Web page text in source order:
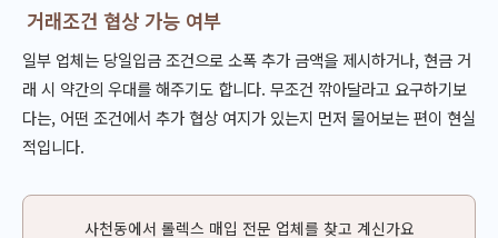
거래조건 협상 가능 여부
일부 업체는 당일입금 조건으로 소폭 추가 금액을 제시하거나, 현금 거
래 시 약간의 우대를 해주기도 합니다. 무조건 깎아달라고 요구하기보
다는, 어떤 조건에서 추가 협상 여지가 있는지 먼저 물어보는 편이 현실
적입니다.
사천동에서 롤렉스 매입 전문 업체를 찾고 계신가요